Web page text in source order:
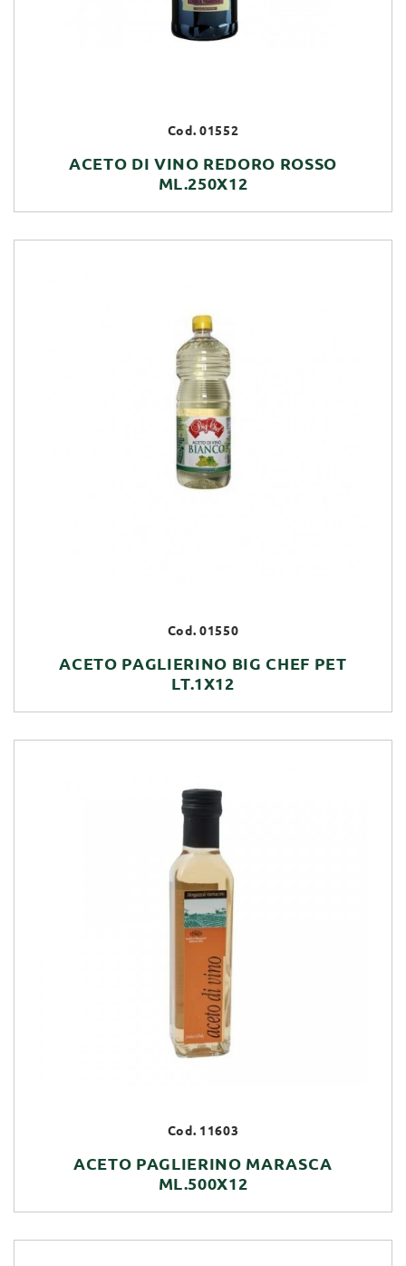
Cod. 01552
ACETO DI VINO REDORO ROSSO
ML.250X12
Cod. 01550
ACETO PAGLIERINO BIG CHEF PET
LT.1X12
Cod. 11603
ACETO PAGLIERINO MARASCA
ML.500X12